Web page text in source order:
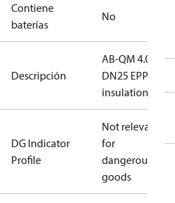
Contiene
baterías
No
Descripción
AB-QM 4.0
DN25 EPP
insulation
DG Indicator
Profile
Not relevant
for
dangerous
goods